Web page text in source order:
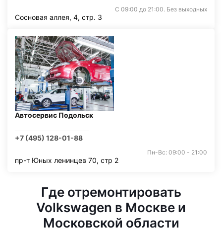
С 09:00 до 21:00. Без выходных
Сосновая аллея, 4, стр. 3
Автосервис Подольск
+7 (495) 128-01-88
Пн-Вс: 09:00 - 21:00
пр-т Юных ленинцев 70, стр 2
Где отремонтировать
Volkswagen в Москве и
Московской области